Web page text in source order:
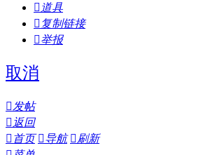
 道具
 复制链接
举报
取消
发帖
 返回
 首页 导航 刷新